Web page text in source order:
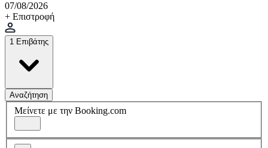
07/08/2026
+ Επιστροφή
1 Επιβάτης
Αναζήτηση
Μείνετε με την Booking.com